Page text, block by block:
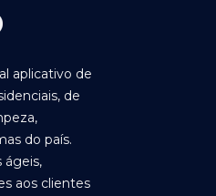
aplicativo de
de
do país.
ágeis,
aos clientes